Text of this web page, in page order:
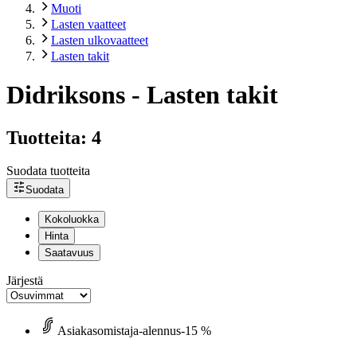
Muoti
Lasten vaatteet
Lasten ulkovaatteet
Lasten takit
Didriksons - Lasten takit
Tuotteita: 4
Suodata tuotteita
Suodata
Kokoluokka
Hinta
Saatavuus
Järjestä
Asiakasomistaja-alennus-15 %